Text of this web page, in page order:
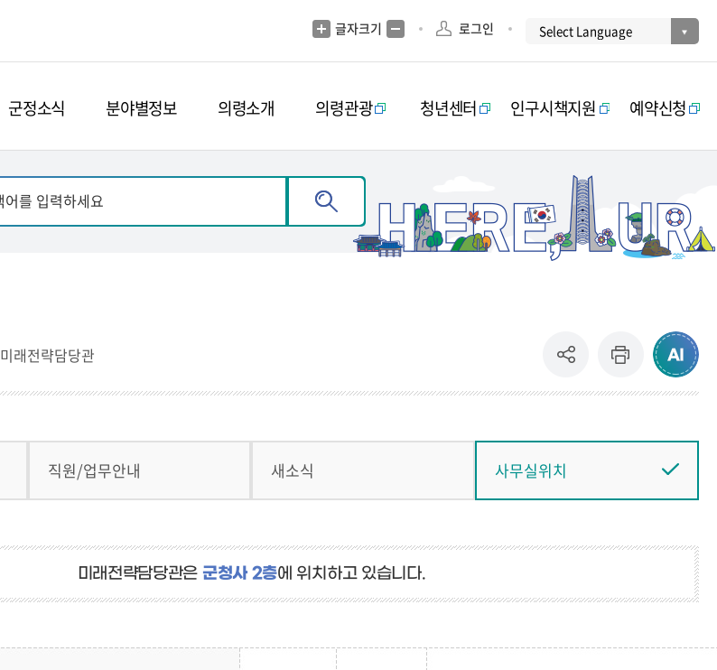
글자크기 로그인
군정소식 분야별정보 의령소개 의령관광 청년센터 인구시책지원 예약신청
미래전략담당관
직원/업무안내 새소식 사무실위치
미래전략담당관은 군청사 2층에 위치하고 있습니다.